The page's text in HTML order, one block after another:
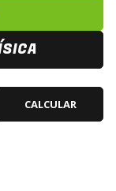
CALCULAR